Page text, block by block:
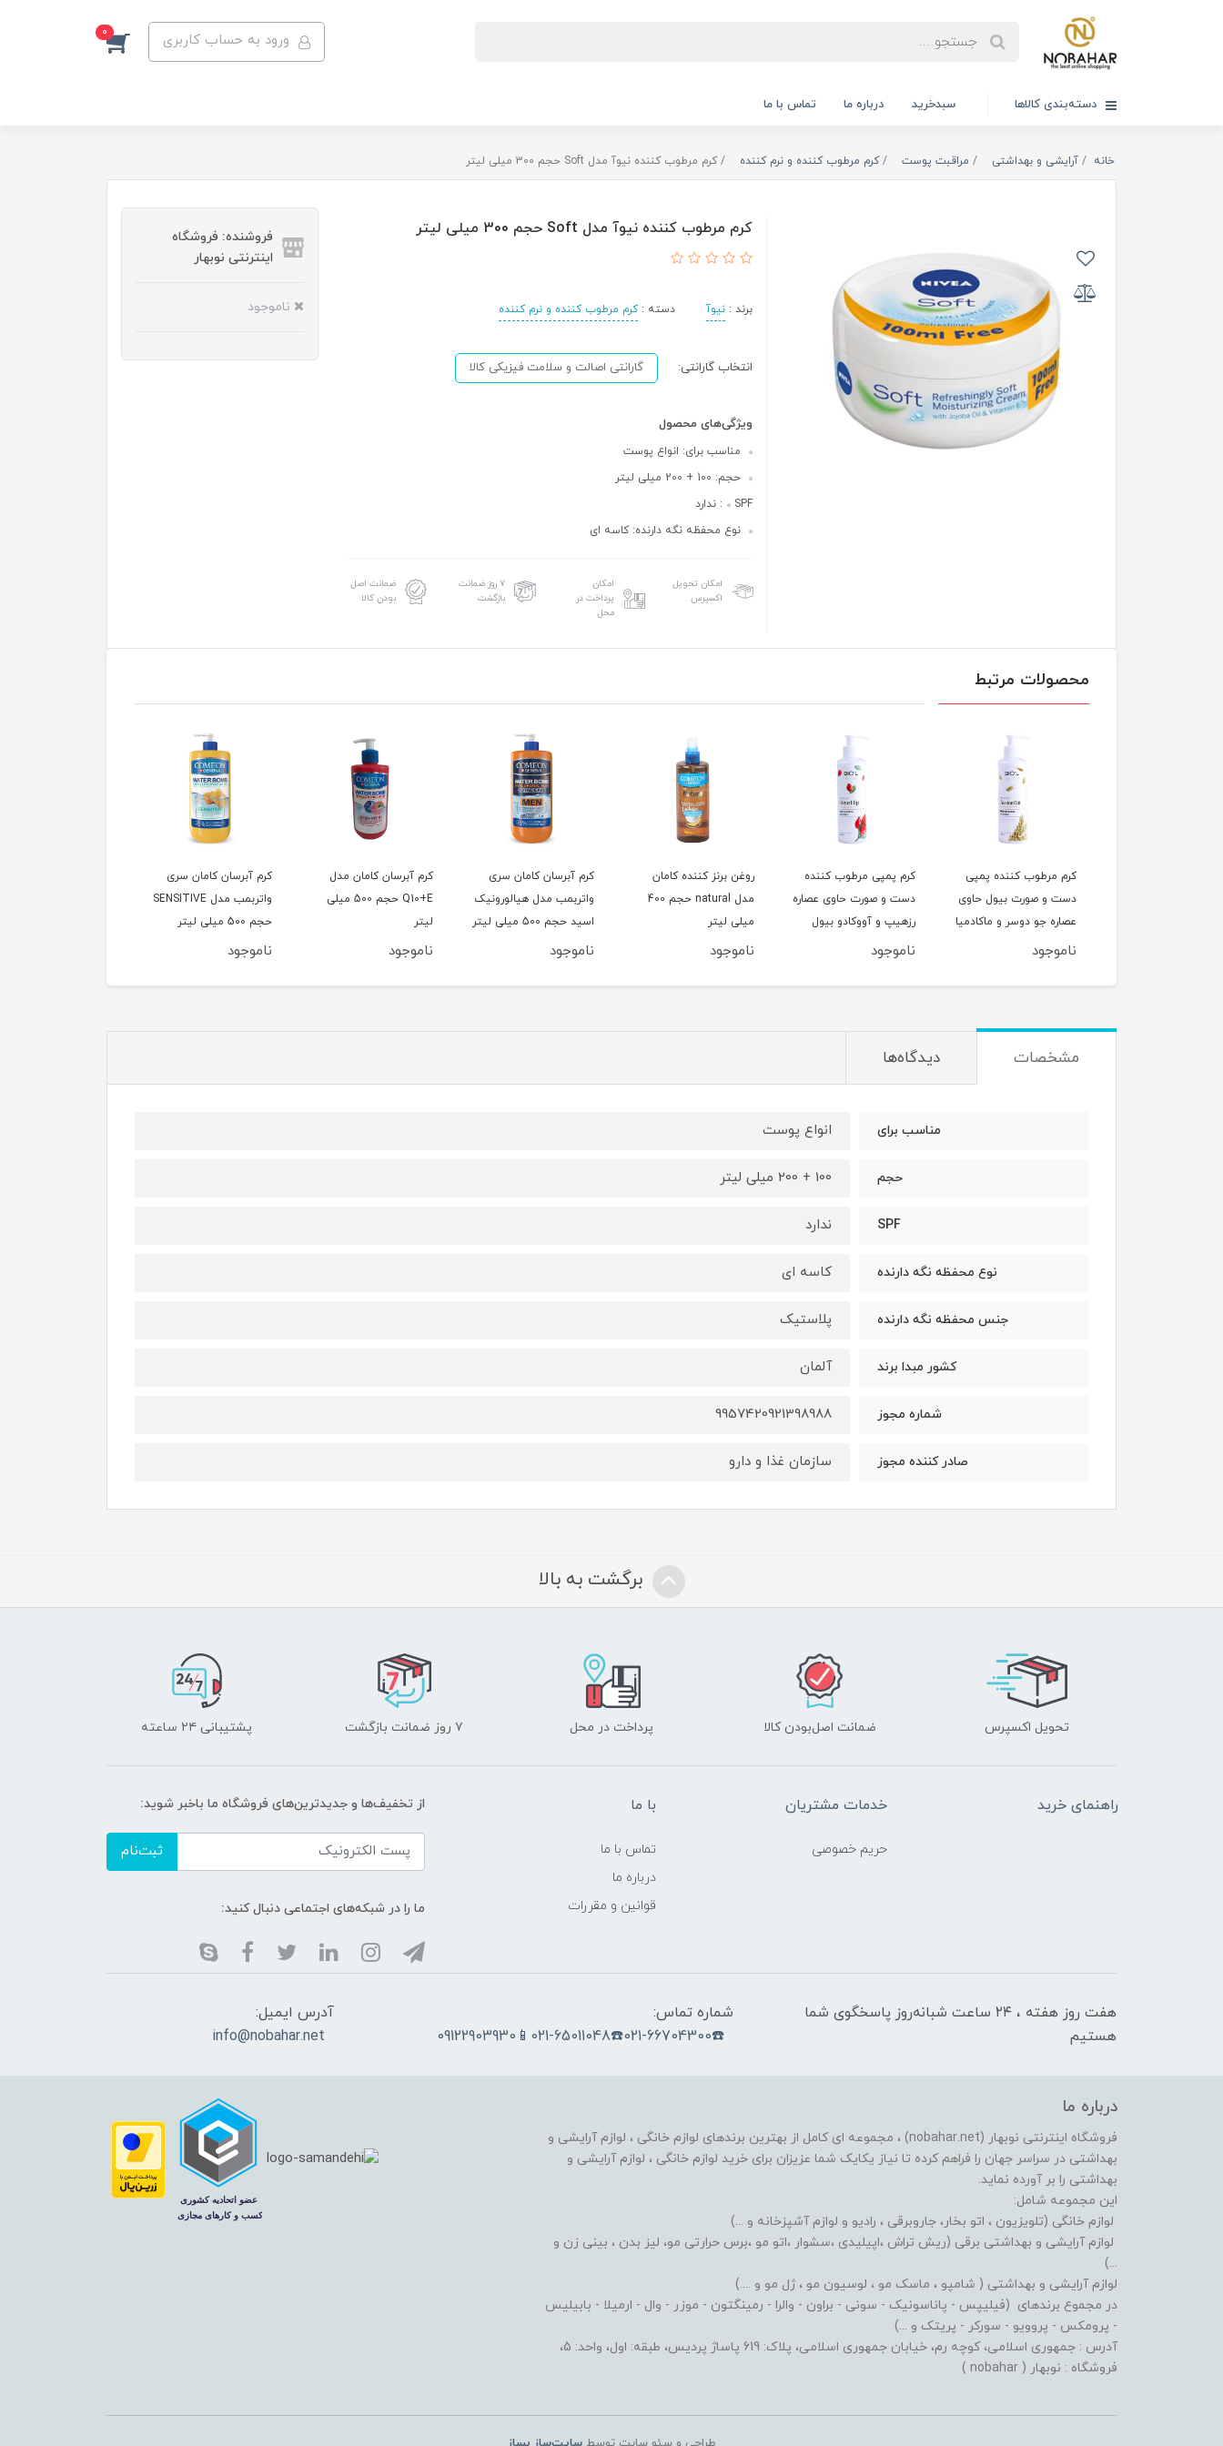
ورود به حساب کاربری 0
دسته‌بندی کالاها سبدخرید درباره ما تماس با ما
خانه آرایشی و بهداشتی مراقبت پوست کرم مرطوب کننده و نرم کننده کرم مرطوب کننده نیوآ مدل Soft حجم 300 میلی لیتر
کرم مرطوب کننده نیوآ مدل Soft حجم 300 میلی لیتر
برند : نیوآ دسته :کرم مرطوب کننده و نرم کننده
انتخاب گارانتی: گارانتی اصالت و سلامت فیزیکی کالا
ویژگی‌های محصول
مناسب برای: انواع پوست
حجم: 100 + 200 میلی لیتر
SPF: ندارد
نوع محفظه نگه دارنده: کاسه ای
امکان تحویل
اکسپرس
امکان
پرداخت در
محل
۷ روز ضمانت
بازگشت
ضمانت اصل
بودن کالا
فروشنده: فروشگاه
اینترنتی نوبهار
ناموجود
محصولات مرتبط
کرم مرطوب کننده پمپی
دست و صورت بیول حاوی
عصاره جو دوسر و ماکادمیا
حجم 250 میل
ناموجود
کرم پمپی مرطوب کننده
دست و صورت حاوی عصاره
رزهیپ و آووکادو بیول
حجم 250 میل
ناموجود
روغن برنز کننده کامان
مدل natural حجم 400
میلی لیتر
ناموجود
کرم آبرسان کامان سری
واتربمب مدل هیالورونیک
اسید حجم 500 میلی لیتر
ناموجود
کرم آبرسان کامان مدل
Q10+E حجم 500 میلی
لیتر
ناموجود
کرم آبرسان کامان سری
واتربمب مدل SENSITIVE
حجم 500 میلی لیتر
ناموجود
مشخصات دیدگاه‌ها
مناسب برای انواع پوست
حجم 100 + 200 میلی لیتر
SPF ندارد
نوع محفظه نگه دارنده کاسه ای
جنس محفظه نگه دارنده پلاستیک
کشور مبدا برند آلمان
شماره مجوز 9957420921398988
صادر کننده مجوز سازمان غذا و دارو
برگشت به بالا
تحویل اکسپرس ضمانت اصل‌بودن کالا پرداخت در محل ۷ روز ضمانت بازگشت پشتیبانی ۲۴ ساعته
راهنمای خرید خدمات مشتریان
حریم خصوصی
با ما
تماس با ما
درباره ما
قوانین و مقررات
از تخفیف‌ها و جدیدترین‌های فروشگاه ما باخبر شوید:
ثبت‌نام
ما را در شبکه‌های اجتماعی دنبال کنید:
هفت روز هفته ، ۲۴ ساعت شبانه‌روز پاسخگوی شما
هستیم
شماره تماس:
☎️021-66704300☎️021-65011048📱09122903930
آدرس ایمیل:
info@nobahar.net
درباره ما
فروشگاه اینترنتی نوبهار (nobahar.net) ، مجموعه ای کامل از بهترین برندهای لوازم خانگی ، لوازم آرایشی و
بهداشتی در سراسر جهان را فراهم کرده تا نیاز یکایک شما عزیزان برای خرید لوازم خانگی ، لوازم آرایشی و
بهداشتی را بر آورده نماید.
این مجموعه شامل:
لوازم خانگی (تلویزیون ، اتو بخار، جاروبرقی ، رادیو و لوازم آشپزخانه و ...)
لوازم آرایشی و بهداشتی برقی (ریش تراش ،اپیلیدی ،سشوار ،اتو مو ،برس حرارتی مو، لیز بدن ، بینی زن و
...)
لوازم آرایشی و بهداشتی ( شامپو ، ماسک مو ، لوسیون مو ، ژل مو و ....)
در مجموع برندهای (فیلیپس - پاناسونیک - سونی - براون - والرا - رمینگتون - موزر - وال - ارمیلا - بابیلیس
- پرومکس - پروویو - سورکر - پریتک و ...)
آدرس : جمهوری اسلامی، کوچه رم، خیابان جمهوری اسلامی، پلاک: 619 پاساژ پردیس، طبقه: اول، واحد: 5،
فروشگاه : نوبهار ( nobahar )